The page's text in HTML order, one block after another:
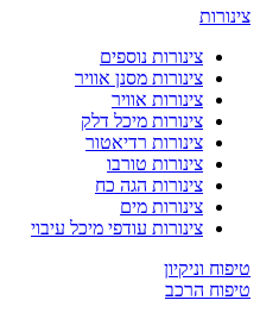
צינורות
צינורות נוספים
צינורות מסנן אוויר
צינורות אוויר
צינורות מיכל דלק
צינורות רדיאטור
צינורות טורבו
צינורות הגה כח
צינורות מים
צינורות עודפי מיכל עיבוי
טיפוח וניקיון
טיפוח הרכב